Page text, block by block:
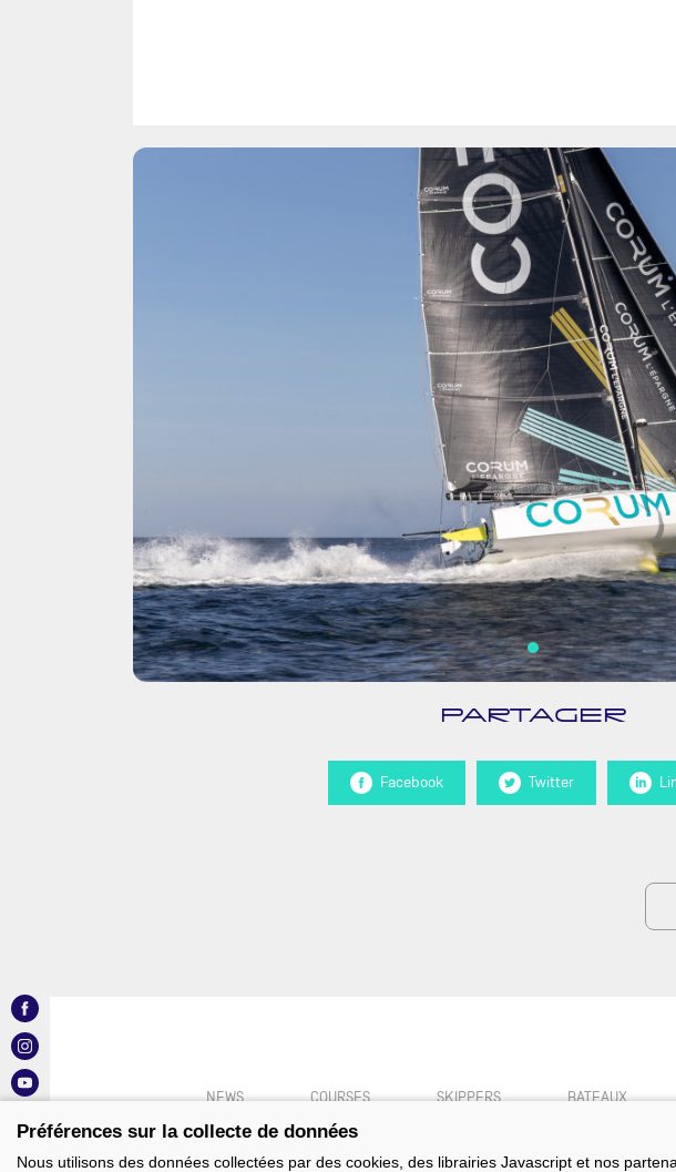
PARTAGER
Facebook Twitter
NEWS COURSES SKIPPERS BATEAUX
Préférences sur la collecte de données
Nous utilisons des données collectées par des cookies, des librairies Javascript et nos